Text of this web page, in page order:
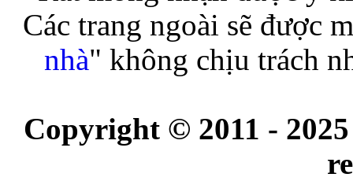
Các trang ngoài sẽ được
nhà" không chịu trách
Copyright © 2011 - 2025